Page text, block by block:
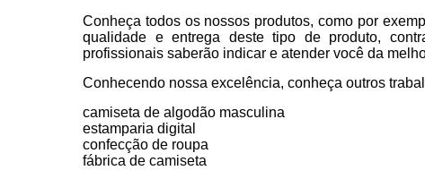
Conheça todos os nossos produtos, como por
qualidade e entrega deste tipo de produto,
profissionais saberão indicar e atender você da
Conhecendo nossa excelência, conheça outros
camiseta de algodão masculina
estamparia digital
confecção de roupa
fábrica de camiseta